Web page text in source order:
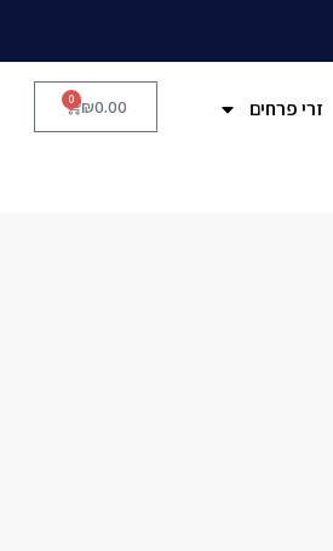
זרי פרחים ₪0.00
0